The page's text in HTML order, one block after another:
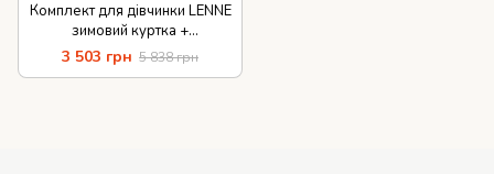
Комплект для дівчинки LENNE
зимовий куртка +
напівкомбінезон MIIA
3 503 грн 5 838 грн